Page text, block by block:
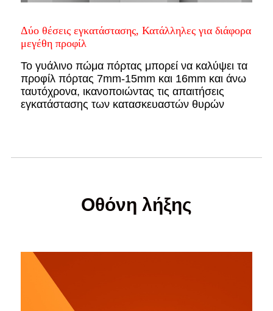
Δύο θέσεις εγκατάστασης, Κατάλληλες για διάφορα
μεγέθη προφίλ
Το γυάλινο πώμα πόρτας μπορεί να καλύψει τα
προφίλ πόρτας 7mm-15mm και 16mm και άνω
ταυτόχρονα, ικανοποιώντας τις απαιτήσεις
εγκατάστασης των κατασκευαστών θυρών
Οθόνη λήξης